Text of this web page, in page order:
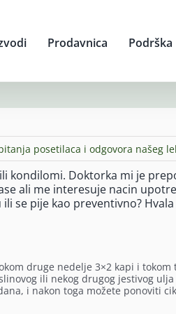
Prodavnica Podrška
posetilaca i odgovora našeg
kondilomi. Doktorka mi je
ali me interesuje nacin
se pije kao preventivno?
druge nedelje 3×2 kapi i tokom
ili nekog drugog jestivog
i nakon toga možete ponoviti